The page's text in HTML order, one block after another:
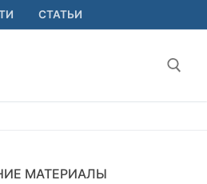
СТАТЬИ
МАТЕРИАЛЫ